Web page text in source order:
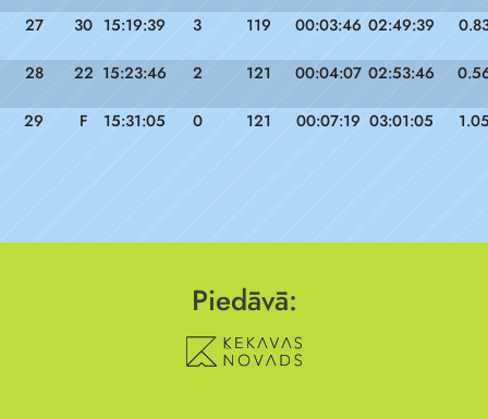
27 30 15:19:39 3 119 00:03:46 02:49:39
28 22 15:23:46 2 121 00:04:07 02:53:46
29 F 15:31:05 0 121 00:07:19 03:01:05
Piedāvā: